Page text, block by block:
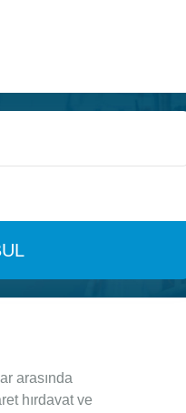
arasında
hırdavat ve